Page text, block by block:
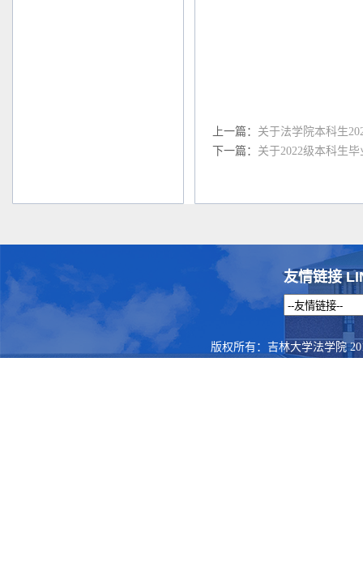
上一篇： 关于法学院本科生
下一篇： 关于2022级本科生
友情链接
版权所有：吉林大学法学院